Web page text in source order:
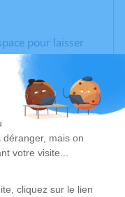
pour laisser
souvenirs, une
travers des
un lieu
de Monique
est